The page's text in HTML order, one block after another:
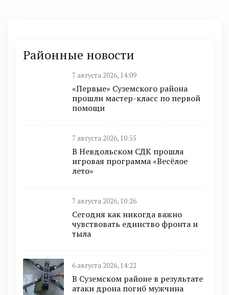
Районные новости
7 августа 2026, 14:09
«Первые» Суземского района
прошли мастер-класс по первой
помощи
7 августа 2026, 10:55
В Невдольском СДК прошла
игровая программа «Весёлое
лето»
7 августа 2026, 10:26
Сегодня как никогда важно
чувствовать единство фронта и
тыла
6 августа 2026, 14:22
В Суземском районе в результате
атаки дрона погиб мужчина